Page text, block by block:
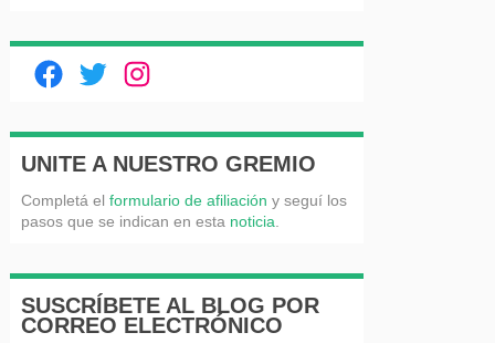
Facebook
TwitterInstagram
UNITE A NUESTRO GREMIO
Completá el formulario de afiliación y seguí los
pasos que se indican en esta noticia
SUSCRÍBETE AL BLOG POR
CORREO ELECTRÓNICO